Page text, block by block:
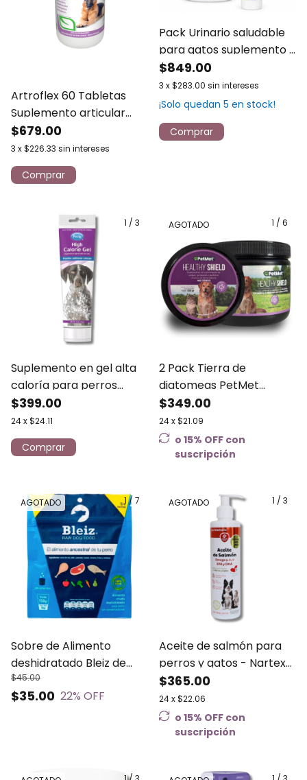
Artroflex 60 Tabletas
Suplemento articular
para perros Ruiland
$679.00
3 x$226.33 sin intereses
Pack Urinario saludable
para gatos suplemento y
gel
$849.00
3 x$283.00 sin intereses
¡Solo quedan 5 en stock!
1 / 3
Suplemento en gel alta
caloría para perros
PetAg 100g
$399.00
24x$24.11
1 / 6
AGOTADO
2 Pack Tierra de
diatomeas PetMet
Healthy Shield 100g para
perros y gatos
$349.00
24x$21.09
o 15% OFF con
suscripción
1/ 7
AGOTADO
Sobre de Alimento
deshidratado Bleiz de
50gr para perro
$35.00
$45.00
22% OFF
1 / 3
AGOTADO
Aceite de salmón para
perros y gatos - Nartex
250 ml
$365.00
24x$22.06
o 15% OFF con
suscripción